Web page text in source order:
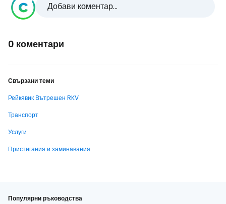
Добави коментар...
0 коментари
Свързани теми
Рейкявик Вътрешен RKV
Транспорт
Услуги
Пристигания и заминавания
Популярни ръководства